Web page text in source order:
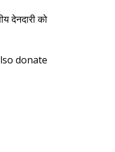
देनदारी को
donate